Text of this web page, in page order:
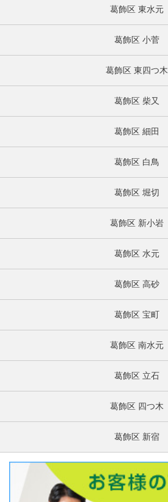
葛飾区 東水元
葛飾区 小菅
葛飾区 東四つ木
葛飾区 柴又
葛飾区 細田
葛飾区 白鳥
葛飾区 堀切
葛飾区 新小岩
葛飾区 水元
葛飾区 高砂
葛飾区 宝町
葛飾区 南水元
葛飾区 立石
葛飾区 四つ木
葛飾区 新宿